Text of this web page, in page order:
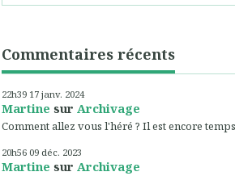
Commentaires récents
22h39 17 janv. 2024
Martine sur Archivage
Comment allez vous l'héré ? Il est encore
20h56 09 déc. 2023
Martine sur Archivage